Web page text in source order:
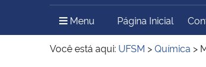
Ministério do Meio Ambiente Ministério
Menu Menu Principal do Sítio
Página Inicial
Você está aqui: UFSM >Química >